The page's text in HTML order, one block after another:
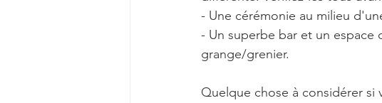
- Une cérémonie au milieu
- Un superbe bar et un espace
grange/grenier.
Quelque chose à considérer si